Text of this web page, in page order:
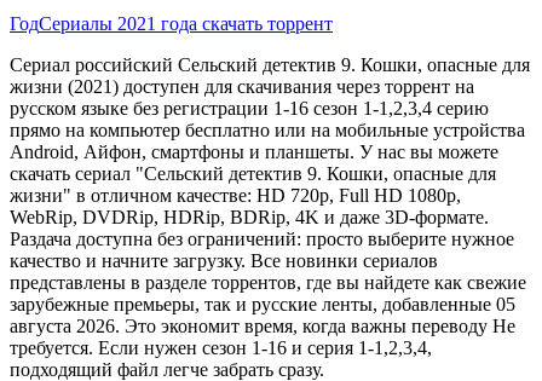
ГодСериалы 2021 года скачать торрент
Сериал российский Сельский детектив 9. Кошки, опасные для
жизни (2021) доступен для скачивания через торрент на
русском языке без регистрации 1-16 сезон 1-1,2,3,4 серию
прямо на компьютер бесплатно или на мобильные устройства
Android, Айфон, смартфоны и планшеты. У нас вы можете
скачать сериал "Сельский детектив 9. Кошки, опасные для
жизни" в отличном качестве: HD 720p, Full HD 1080p,
WebRip, DVDRip, HDRip, BDRip, 4K и даже 3D-формате.
Раздача доступна без ограничений: просто выберите нужное
качество и начните загрузку. Все новинки сериалов
представлены в разделе торрентов, где вы найдете как свежие
зарубежные премьеры, так и русские ленты, добавленные 05
августа 2026. Это экономит время, когда важны переводу Не
требуется. Если нужен сезон 1-16 и серия 1-1,2,3,4,
подходящий файл легче забрать сразу.